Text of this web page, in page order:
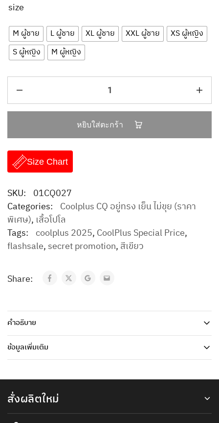
size
M ผู้ชาย L ผู้ชาย XL ผู้ชาย XXL ผู้ชาย
XS ผู้หญิง
S ผู้หญิง
M ผู้หญิง
หยิบใส่ตะกร้า
Size Chart
SKU: 01CQ027
Categories: Coolplus CQ อยู่ทรง เย็น ไม่ขุย (ราคา
พิเศษ), เสื้อโปโล
Tags: coolplus 2025, CoolPlus Special Price,
flashsale, secret promotion, สีเขียว
Share:
คำอธิบาย
ข้อมูลเพิ่มเติม
สั่งผลิตใหม่